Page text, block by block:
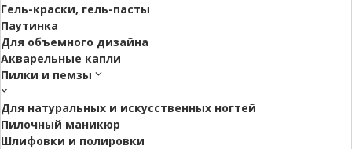
Гель-краски, гель-пасты
Паутинка
Для объемного дизайна
Акварельные капли
Пилки и пемзы
Для натуральных и искусственных ногтей
Пилочный маникюр
Шлифовки и полировки